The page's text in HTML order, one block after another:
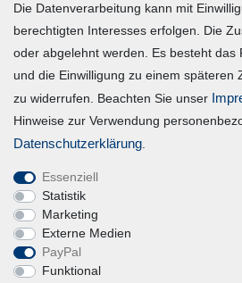
Registrieren
Login
Vertrag widerrufen
Unternehmen
Blog
Datenschutzerklärung
Erklärung zur Barrierefreiheit
AGB
Die Datenverarbeitung kann mit
berechtigten Interesses erfolgen. Die
oder abgelehnt werden. Es besteht das
und die Einwilligung zu einem späteren
zu widerrufen. Beachten Sie unser
Hinweise zur Verwendung
Daten­schutz­erklärung
Essenziell
Statistik
Marketing
Externe Medien
PayPal
Funktional